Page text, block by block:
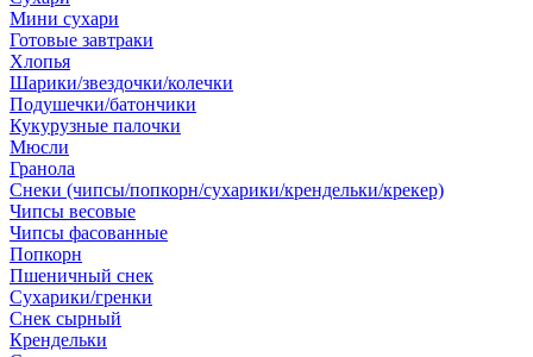
Мини сухари
Готовые завтраки
Хлопья
Шарики/звездочки/колечки
Подушечки/батончики
Кукурузные палочки
Мюсли
Гранола
Снеки (чипсы/попкорн/сухарики/крендельки/крекер)
Чипсы весовые
Чипсы фасованные
Попкорн
Пшеничный снек
Сухарики/гренки
Снек сырный
Крендельки